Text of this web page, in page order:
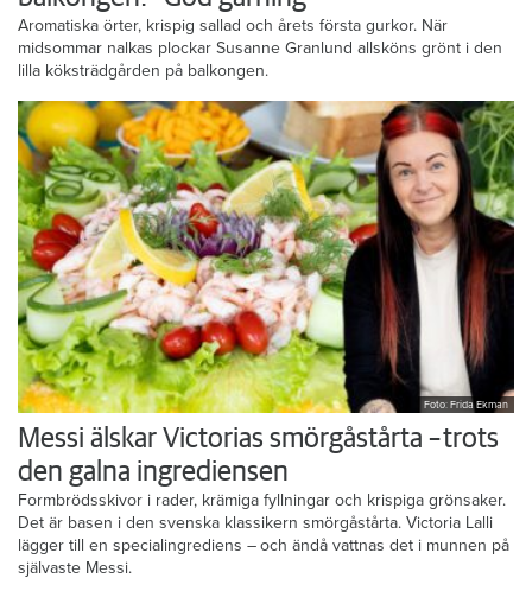
Aromatiska örter, krispig sallad och årets första gurkor. När
midsommar nalkas plockar Susanne Granlund allsköns grönt i den
lilla köksträdgården på balkongen.
Foto: Frida Ekman
Messi älskar Victorias smörgåstårta – trots
den galna ingrediensen
Formbrödsskivor i rader, krämiga fyllningar och krispiga grönsaker.
Det är basen i den svenska klassikern smörgåstårta. Victoria Lalli
lägger till en specialingrediens – och ändå vattnas det i munnen på
självaste Messi.